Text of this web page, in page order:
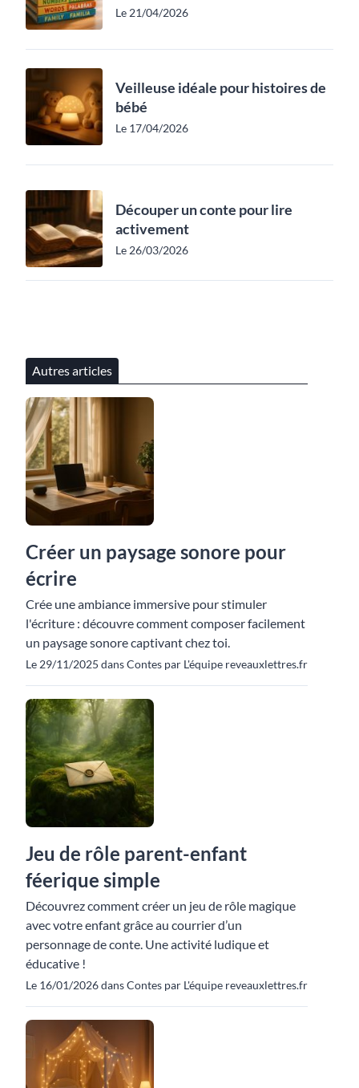
Le 21/04/2026
Veilleuse idéale pour histoires de
bébé
Le 17/04/2026
Découper un conte pour lire
activement
Le 26/03/2026
Autres articles
Créer un paysage sonore pour
écrire
Crée une ambiance immersive pour stimuler
l'écriture : découvre comment composer facilement
un paysage sonore captivant chez toi.
Le 29/11/2025 dans Contes par L'équipe reveauxlettres.fr
Jeu de rôle parent-enfant
féerique simple
Découvrez comment créer un jeu de rôle magique
avec votre enfant grâce au courrier d’un
personnage de conte. Une activité ludique et
éducative !
Le 16/01/2026 dans Contes par L'équipe reveauxlettres.fr